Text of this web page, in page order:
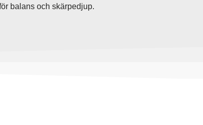
balans och skärpedjup.